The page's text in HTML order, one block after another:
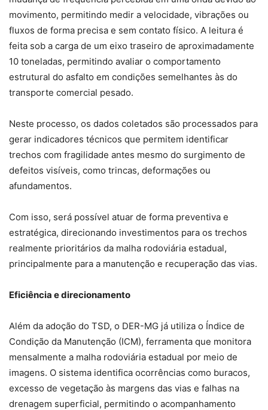
movimento, permitindo medir a velocidade, vibrações ou
fluxos de forma precisa e sem contato físico. A leitura é
feita sob a carga de um eixo traseiro de aproximadamente
10 toneladas, permitindo avaliar o comportamento
estrutural do asfalto em condições semelhantes às do
transporte comercial pesado.
Neste processo, os dados coletados são processados para
gerar indicadores técnicos que permitem identificar
trechos com fragilidade antes mesmo do surgimento de
defeitos visíveis, como trincas, deformações ou
afundamentos.
Com isso, será possível atuar de forma preventiva e
estratégica, direcionando investimentos para os trechos
realmente prioritários da malha rodoviária estadual,
principalmente para a manutenção e recuperação das vias.
Eficiência e direcionamento
Além da adoção do TSD, o DER-MG já utiliza o Índice de
Condição da Manutenção (ICM), ferramenta que monitora
mensalmente a malha rodoviária estadual por meio de
imagens. O sistema identifica ocorrências como buracos,
excesso de vegetação às margens das vias e falhas na
drenagem superficial, permitindo o acompanhamento